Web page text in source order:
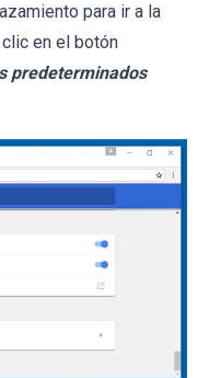
para ir a la
en el botón
predeterminados